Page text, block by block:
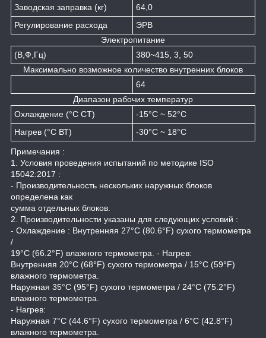
Заводская заправка (кг)
64,0
Регулирование расхода
ЭРВ
Электропитание
(В,Ф,Гц)
380~415, 3, 50
Максимально возможное количество внутренних блоков
64
Диапазон рабочих температур
Охлаждение (°C СТ)
-15°C ~ 52°C
Нагрев (°C ВТ)
-30°C ~ 18°C
Примечания :
1. Условия проведения испытаний по методике ISO
15042:2017 :
- Производительность нескольких наружных блоков
определена как
сумма отдельных блоков.
2. Производительности указаны для следующих условий :
- Охлаждение : Внутренняя 27°C (80.6°F) сухого термометра
/
19°C (66.2°F) влажного термометра. - Нагрев:
Внутренняя 20°C (68°F) сухого термометра / 15°C (59°F)
влажного термометра.
Наружная 35°C (95°F) сухого термометра / 24°C (75.2°F)
влажного термометра.
- Нагрев:
Наружная 7°C (44.6°F) сухого термометра / 6°C (42.8°F)
влажного термометра.